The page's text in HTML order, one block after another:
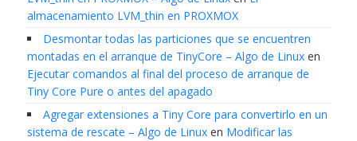
almacenamiento LVM_thin en PROXMOX
Desmontar todas las particiones que se encuentren
montadas en el arranque de TinyCore – Algo de Linuxen
Ejecutar comandos al final del proceso de arranque de
Tiny Core Pure o antes del apagado
Agregar extensiones a Tiny Core para convertirlo en un
sistema de rescate – Algo de Linuxen Modificar las